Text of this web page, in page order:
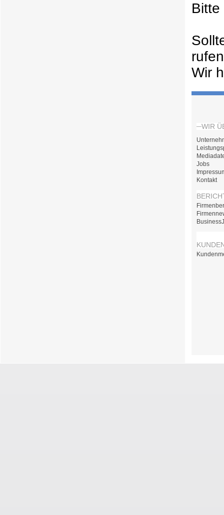
Wir
WIR
Jobs
Kontakt